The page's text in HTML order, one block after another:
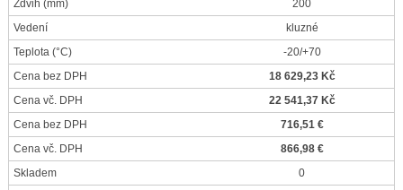
Zdvih (mm)
200
Vedení
kluzné
Teplota (°C)
-20/+70
Cena bez DPH
18 629,23 Kč
Cena vč. DPH
22 541,37 Kč
Cena bez DPH
716,51 €
Cena vč. DPH
866,98 €
Skladem
0